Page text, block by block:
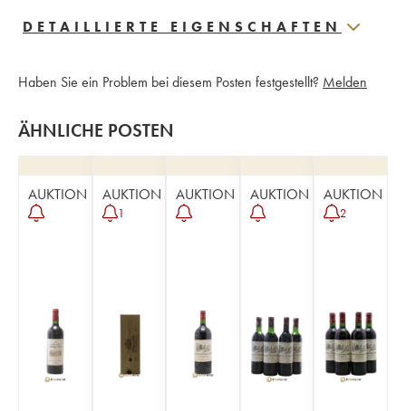
DETAILLIERTE EIGENSCHAFTEN
Haben Sie ein Problem bei diesem Posten festgestellt? Melden
ÄHNLICHE POSTEN
AUKTION AUKTION
1
AUKTION AUKTION AUKTION
2